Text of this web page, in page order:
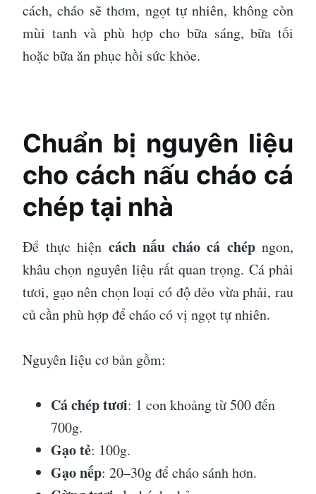
cách, cháo sẽ thơm, ngọt tự nhiên, không còn
mùi tanh và phù hợp cho bữa sáng, bữa tối
hoặc bữa ăn phục hồi sức khỏe.
Chuẩn bị nguyên liệu
cho cách nấu cháo cá
chép tại nhà
Để thực hiện cách nấu cháo cá chépngon,
khâu chọn nguyên liệu rất quan trọng. Cá phải
tươi, gạo nên chọn loại có độ dẻo vừa phải, rau
củ cần phù hợp để cháo có vị ngọt tự nhiên.
Nguyên liệu cơ bản gồm:
Cá chép tươi: 1 con khoảng từ 500 đến
700g.
Gạo tẻ: 100g.
Gạo nếp: 20–30g để cháo sánh hơn.